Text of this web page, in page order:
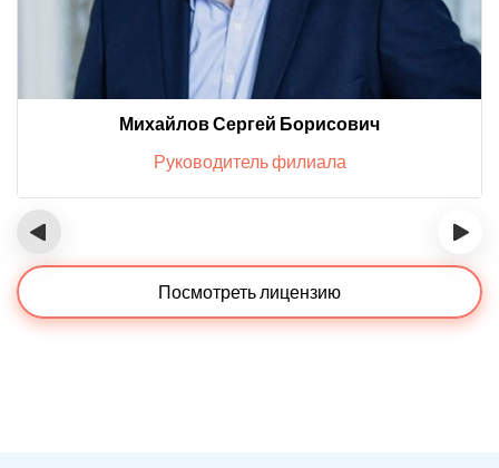
Михайлов Сергей Борисович
Руководитель филиала
‹ ›
Посмотреть лицензию